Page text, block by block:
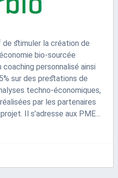
stimuler la création de
bio-sourcée
personnalisé ainsi
sur des prestations de
techno-économiques,
par les partenaires
Il s’adresse aux PME…